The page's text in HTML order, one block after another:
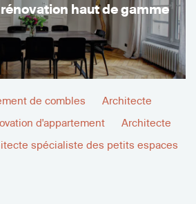
haut de gamme
de combles
Architecte
d'appartement
Architecte
spécialiste des petits espaces